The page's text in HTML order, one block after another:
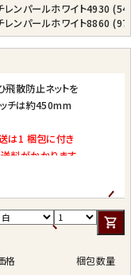
イト
レン
幅18mm× 長さ
、1t トラック用
レンパールホワイト4930
レンパールホワイト8860
飛散防止ネットを
ッチは約450mm
は1 梱包に付き
料がかかります。
格
梱包数量